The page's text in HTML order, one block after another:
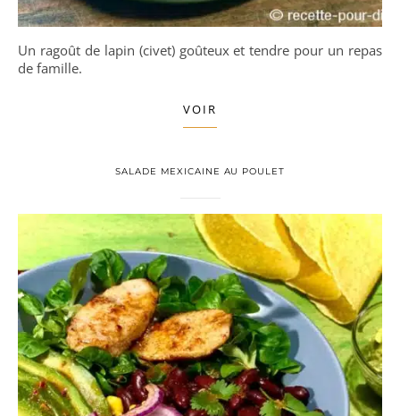
Un ragoût de lapin (civet) goûteux et tendre pour un repas
de famille.
VOIR
SALADE MEXICAINE AU POULET